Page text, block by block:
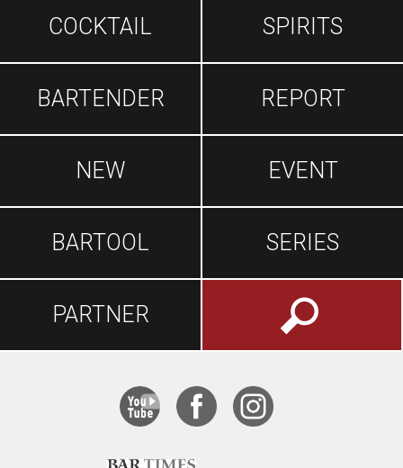
COCKTAIL SPIRITS
BARTENDER REPORT
NEW EVENT
BARTOOL SERIES
PARTNER